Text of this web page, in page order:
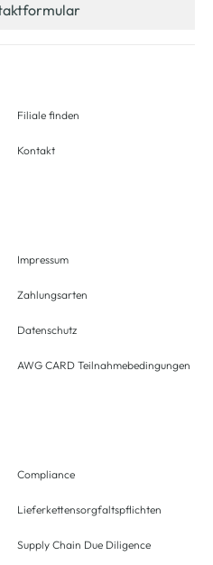
Filiale finden
Kontakt
Impressum
Zahlungsarten
Datenschutz
AWG CARD Teilnahmebedingungen
Compliance
Lieferkettensorgfaltspflichten
Supply Chain Due Diligence